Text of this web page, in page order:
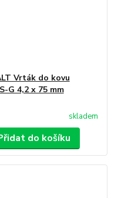
Vrták do kovu
G 4,2 x 75 mm
skladem
do košíku